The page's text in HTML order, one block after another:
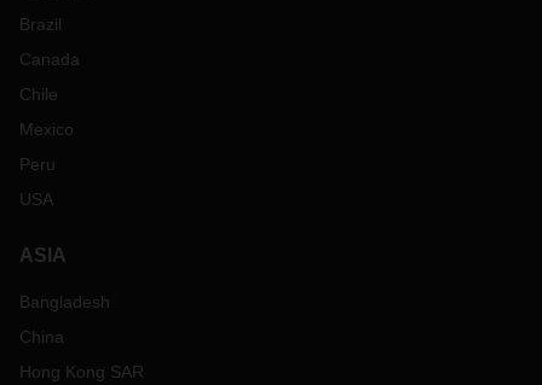
Brazil
Canada
Chile
Mexico
Peru
USA
ASIA
Bangladesh
China
Hong Kong SAR